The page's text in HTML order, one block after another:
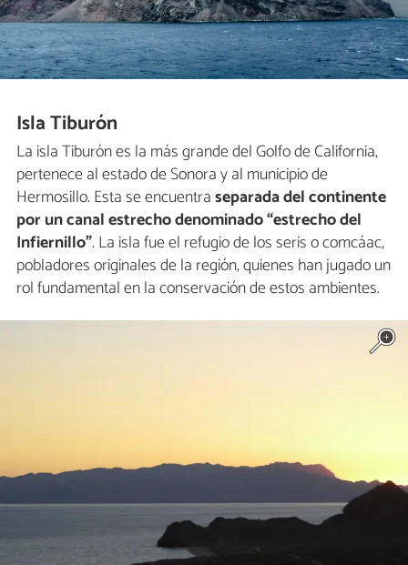
Isla Tiburón
La isla Tiburón es la más grande del Golfo de California,
pertenece al estado de Sonora y al municipio de
Hermosillo. Esta se encuentraseparada del continente
por un canal estrecho denominado “estrecho del
Infiernillo”. La isla fue el refugio de los seris o comcáac,
pobladores originales de la región, quienes han jugado un
rol fundamental en la conservación de estos ambientes.